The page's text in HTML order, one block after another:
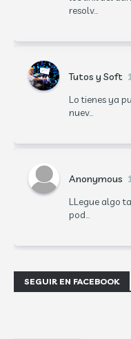
resolv...
Tutos y Soft
Lo tienes ya
nuev...
Anonymous
LLegue algo
pod...
SEGUIR EN FACEBOOK